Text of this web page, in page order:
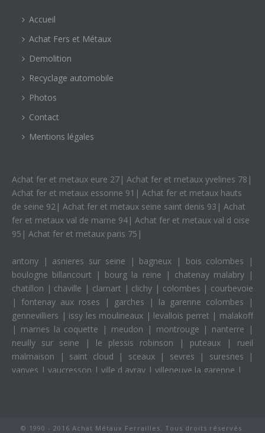
Accueil
Achat Fers et Métaux
Demolition
Recyclage automobile
Photos
Contact
Mentions légales
Achat fer et metaux eure 27 | Achat fer et metaux yvelines 78 |
Achat fer et metaux essonne 91 | Achat fer et metaux hauts
de seine 92 | Achat fer et metaux seine saint denis 93 | Achat
fer et metaux val de marne 94 | Achat fer et metaux val d oise
95 | Achat fer et metaux paris 75 |
antony | asnieres sur seine | bagneux | bois colombes
|
boulogne billancourt
| bourg la reine | chatenay malabry |
chatillon | chaville | clamart | clichy | colombes | courbevoie
| fontenay aux roses | garches | la garenne colombes
|
gennevilliers | issy les moulineaux | levallois perret | malakoff
| marnes la coquette | meudon | montrouge | nanterre
|
neuilly sur seine
| le plessis robinson | puteaux | rueil
malmaison
| saint cloud | sceaux | sevres | suresnes
|
vanves | vaucresson | ville d avray | villeneuve la garenne |
© 1990 - 2016 Achat Métaux Ferrailles. Tous droits réservés.